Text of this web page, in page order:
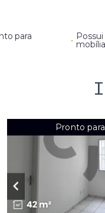
para • mobília
Pronto